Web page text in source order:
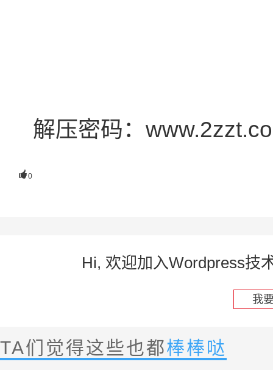
解压密码：
0
Hi, 欢迎加入Wordpress技
我
TA们觉得这些也都棒棒哒